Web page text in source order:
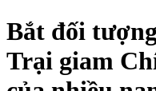
Bắt đối
Trại giam